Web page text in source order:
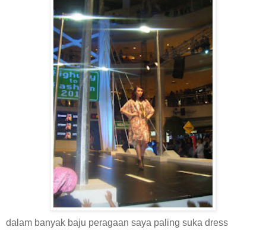
dalam banyak baju peragaan saya paling suka dress